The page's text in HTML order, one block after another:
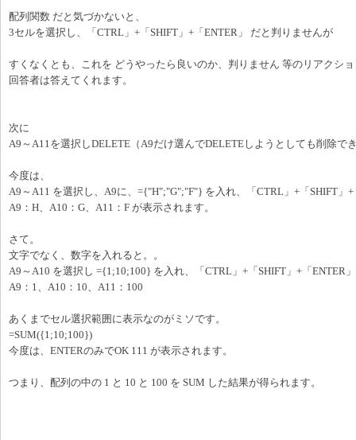
配列関数 だと気づかないと、
3セルを選択し、「CTRL」+「SHIFT」+「ENTER」 だと判りませんが
すくなくとも、これを どうやったら良いのか、判りません 等のリアクシ
回答者は答えてくれます。
次に
A9～A11を選択しDELETE（A9だけ選んでDELETEしようとしても削除で
今度は、
A9～A11 を選択し、A9に、={"H";"G";"F"} を入れ、「CTRL」+「SHIFT」+
A9：H、A10：G、A11：F が表示されます。
さて。
文字でなく、数字を入れると。。
A9～A10 を選択し ={1;10;100} を入れ、「CTRL」+「SHIFT」+「ENTER」
A9：1、A10：10、A11：100
あくまでセル選択範囲に表示なのがミソです。
=SUM({1;10;100})
今度は、ENTERのみでOK 111 が表示されます。
つまり、配列の中の 1 と 10 と 100 を SUM した結果が得られます。